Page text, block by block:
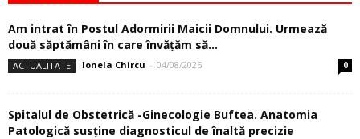
Am intrat în Postul Adormirii Maicii Domnului. Urmează
două săptămâni în care învăţăm să...
ACTUALITATE Ionela Chircu - 04/08/2026 0
Spitalul de Obstetrică -Ginecologie Buftea. Anatomia
Patologică susţine diagnosticul de înaltă precizie